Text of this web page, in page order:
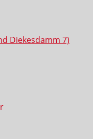
Diekesdamm 7)